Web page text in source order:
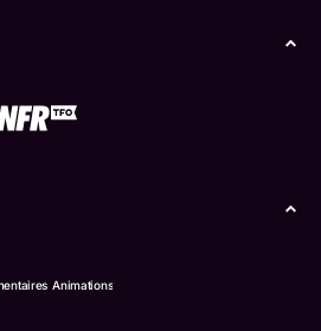
Animations
(TFO) - 2026